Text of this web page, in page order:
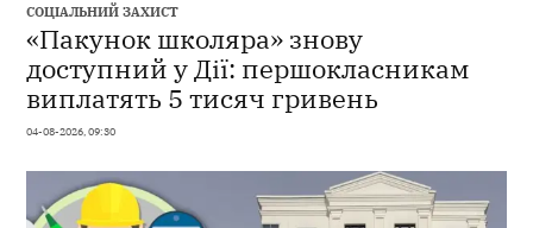
СОЦІАЛЬНИЙ ЗАХИСТ
«Пакунок школяра» знову
доступний у Дії: першокласникам
виплатять 5 тисяч гривень
04-08-2026, 09:30